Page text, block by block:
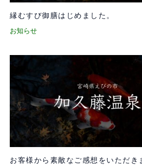
縁むすび御膳はじめました。
お知らせ
お客様から素敵なご感想をいただき